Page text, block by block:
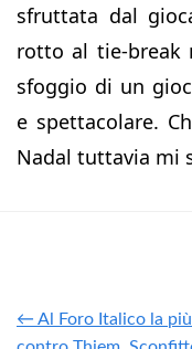
sfruttata dal
rotto al tie-break
sfoggio di un
e spettacolare.
Nadal tuttavia mi
← Al Foro Italico la